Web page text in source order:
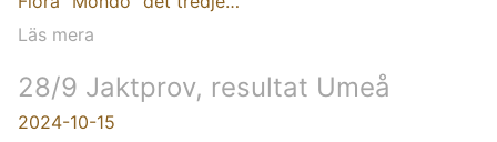
Läs mera
28/9 Jaktprov, resultat Umeå
2024-10-15